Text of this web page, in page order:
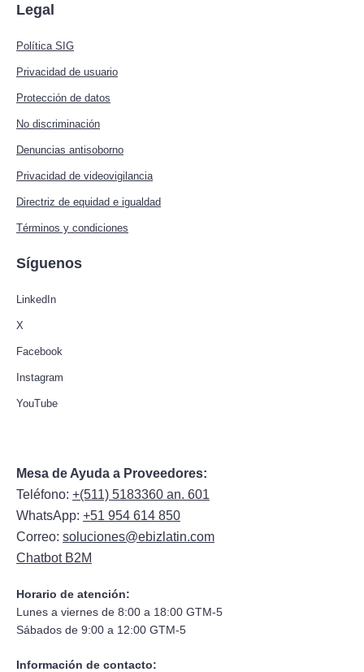
Legal
Política SIG
Privacidad de usuario
Protección de datos
No discriminación
Denuncias antisoborno
Privacidad de videovigilancia
Directriz de equidad e igualdad
Términos y condiciones
Síguenos
LinkedIn
X
Facebook
Instagram
YouTube
Mesa de Ayuda a Proveedores:
Teléfono: +(511) 5183360 an. 601
WhatsApp: +51 954 614 850
Correo: soluciones@ebizlatin.com
Chatbot B2M
Horario de atención:
Lunes a viernes de 8:00 a 18:00 GTM-5
Sábados de 9:00 a 12:00 GTM-5
Información de contacto: